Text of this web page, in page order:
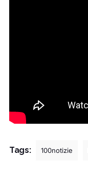
Tags: 100notizie